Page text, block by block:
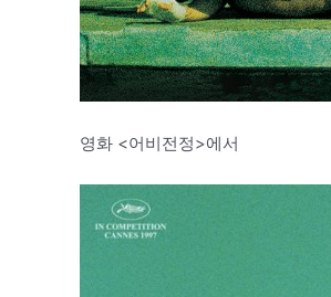
영화 <어비전정>에서